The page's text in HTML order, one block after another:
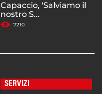
Capaccio, 'Salviamo il
nostro S...
7210
SERVIZI